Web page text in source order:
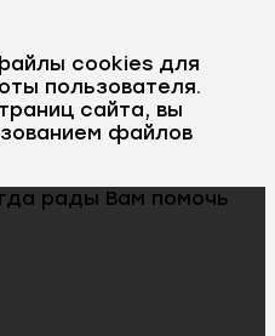
cookies для
пользователя.
сайта, вы
файлов
рады Вам помочь